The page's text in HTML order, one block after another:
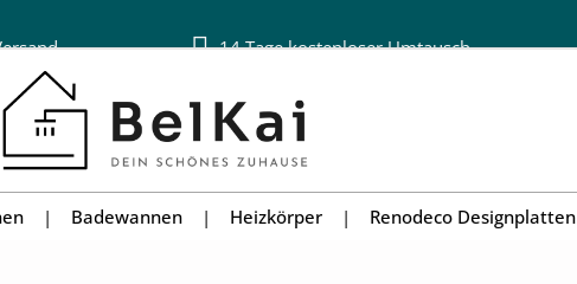
14 Tage kostenloser Umtausch
Badewannen Heizkörper Renodeco Designplatten